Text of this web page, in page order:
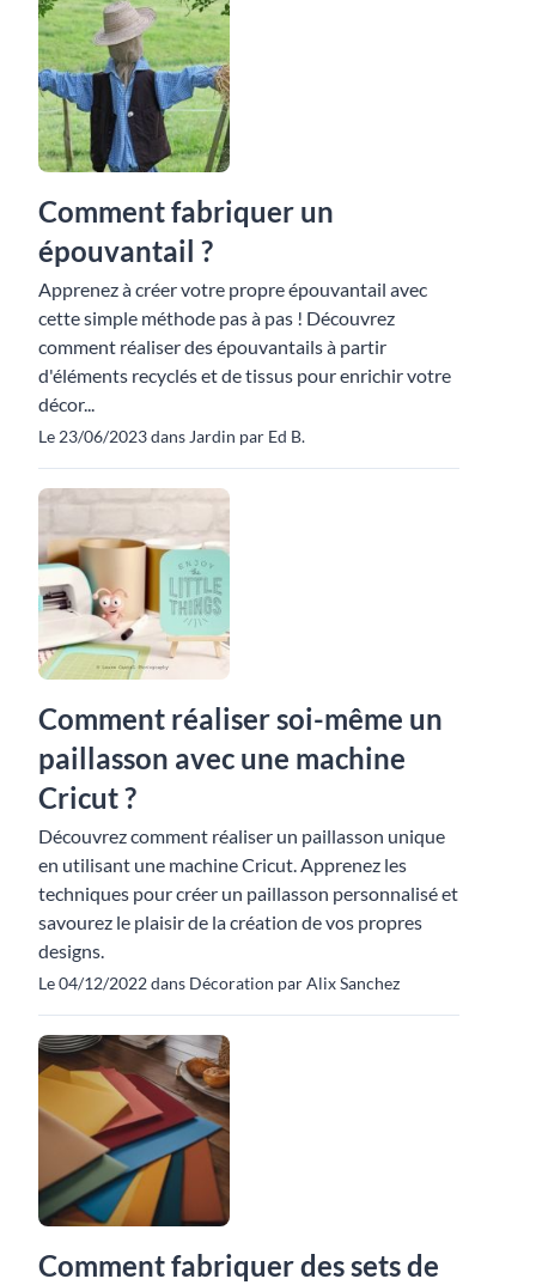
Comment fabriquer un
épouvantail ?
Apprenez à créer votre propre épouvantail avec
cette simple méthode pas à pas ! Découvrez
comment réaliser des épouvantails à partir
d'éléments recyclés et de tissus pour enrichir votre
décor...
Le 23/06/2023 dans Jardin par Ed B.
Comment réaliser soi-même un
paillasson avec une machine
Cricut ?
Découvrez comment réaliser un paillasson unique
en utilisant une machine Cricut. Apprenez les
techniques pour créer un paillasson personnalisé et
savourez le plaisir de la création de vos propres
designs.
Le 04/12/2022 dans Décoration par Alix Sanchez
Comment fabriquer des sets de